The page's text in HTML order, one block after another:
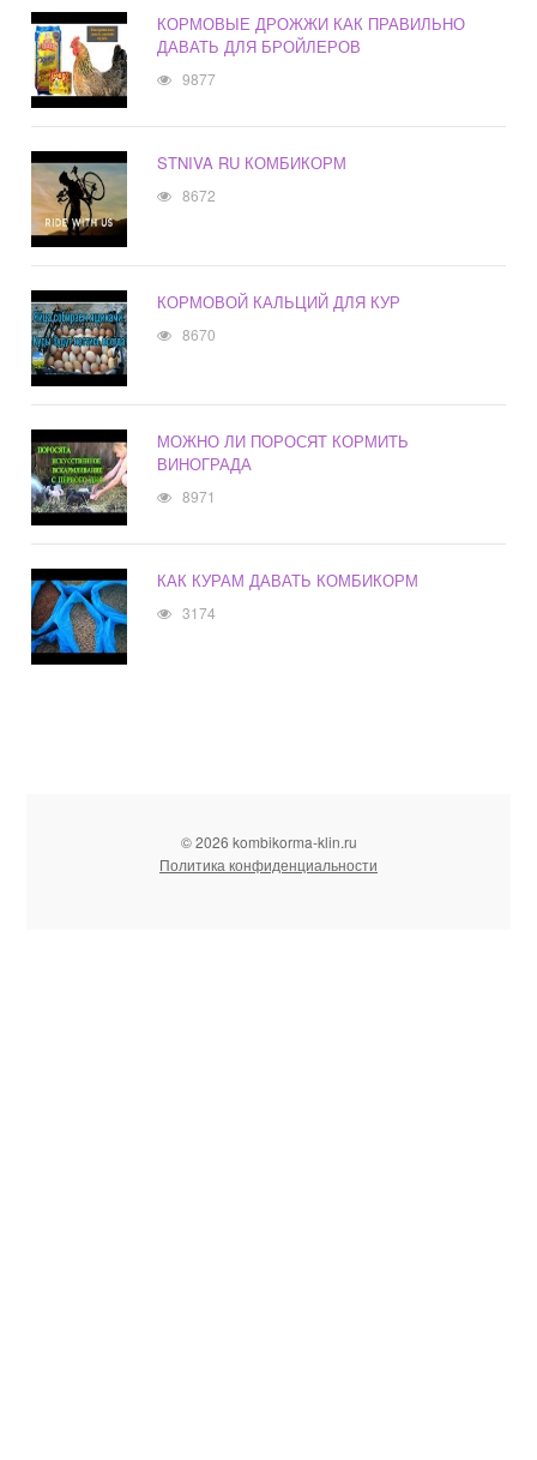
КОРМОВЫЕ ДРОЖЖИ КАК ПРАВИЛЬНО
ДАВАТЬ ДЛЯ БРОЙЛЕРОВ
9877
STNIVA RU КОМБИКОРМ
8672
КОРМОВОЙ КАЛЬЦИЙ ДЛЯ КУР
8670
МОЖНО ЛИ ПОРОСЯТ КОРМИТЬ
ВИНОГРАДА
8971
КАК КУРАМ ДАВАТЬ КОМБИКОРМ
3174
© 2026 kombikorma-klin.ru
Политика конфиденциальности